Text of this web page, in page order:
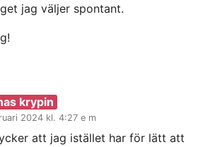
jag väljer spontant.
krypin
2024 kl. 4:27 e m
att jag istället har för lätt att